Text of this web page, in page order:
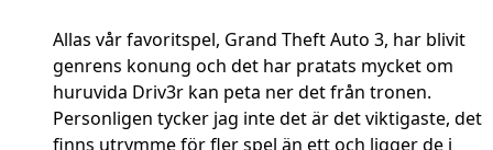
Allas vår favoritspel, Grand Theft Auto 3, har blivit
genrens konung och det har pratats mycket om
huruvida Driv3r kan peta ner det från tronen.
Personligen tycker jag inte det är det viktigaste, det
finns utrymme för fler spel än ett och ligger de i